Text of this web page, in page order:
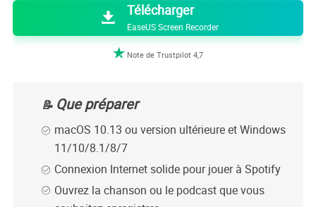
 Télécharger
EaseUS Screen Recorder
 Note de Trustpilot 4,7
📝 Que préparer
macOS 10.13 ou version ultérieure et Windows
11/10/8.1/8/7
Connexion Internet solide pour jouer à Spotify
Ouvrez la chanson ou le podcast que vous